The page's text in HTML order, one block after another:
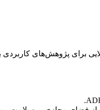
برای پژوهش‌های کاربردی